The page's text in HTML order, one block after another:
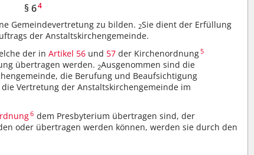
§ 64
Gemeindevertretung zu bilden. 2Sie dient der Erfüllung
der Anstaltskirchengemeinde.
der inArtikel 56 und 57 der Kirchenordnung 5
übertragen werden. 2Ausgenommen sind die
die Berufung und Beaufsichtigung
Vertretung der Anstaltskirchengemeinde im
6 dem Presbyterium übertragen sind, der
oder übertragen werden können, werden sie durch den